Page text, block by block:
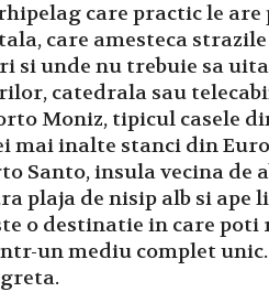
care practic le are
care amesteca
si unde nu trebuie sa
catedrala sau
Moniz, tipicul casele
mai inalte stanci din
Santo, insula vecina de
plaja de nisip alb si ape
o destinatie in care poti
un mediu complet